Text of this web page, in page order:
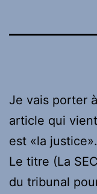
Je vais porter
article qui
est «la justice».
Le titre (La
du tribunal